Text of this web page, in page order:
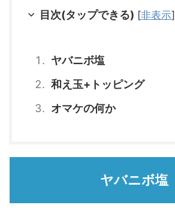
目次(タップできる) [非表示]
ヤバニボ塩
和え玉+トッピング
オマケの何か
ヤバニボ塩